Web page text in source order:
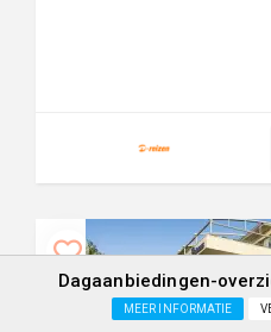
Dagaanbiedingen-
MEER INFORMATIE